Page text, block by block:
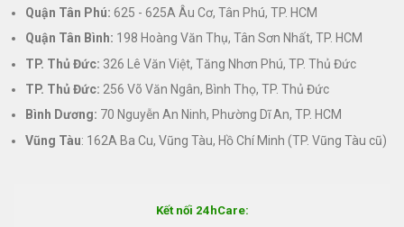
Quận Tân Phú: 625 - 625A Âu Cơ, Tân Phú, TP. HCM
Quận Tân Bình: 198 Hoàng Văn Thụ, Tân Sơn Nhất, TP. HCM
TP. Thủ Đức: 326 Lê Văn Việt, Tăng Nhơn Phú, TP. Thủ Đức
TP. Thủ Đức: 256 Võ Văn Ngân, Bình Thọ, TP. Thủ Đức
Bình Dương: 70 Nguyễn An Ninh, Phường Dĩ An, TP. HCM
Vũng Tàu: 162A Ba Cu, Vũng Tàu, Hồ Chí Minh (TP. Vũng Tàu cũ)
Kết nối 24hCare: